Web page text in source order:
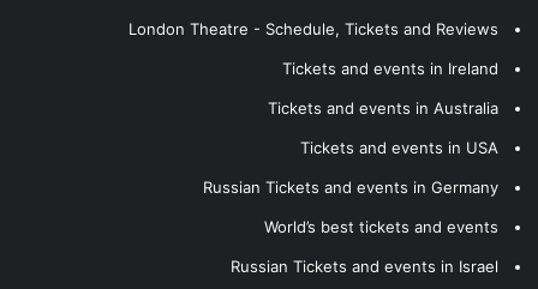
London Theatre - Schedule, Tickets and Reviews
Tickets and events in Ireland
Tickets and events in Australia
Tickets and events in USA
Russian Tickets and events in Germany
World’s best tickets and events
Russian Tickets and events in Israel